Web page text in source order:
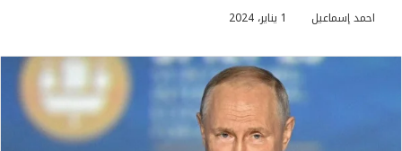
احمد إسماعيل 1 يناير، 2024